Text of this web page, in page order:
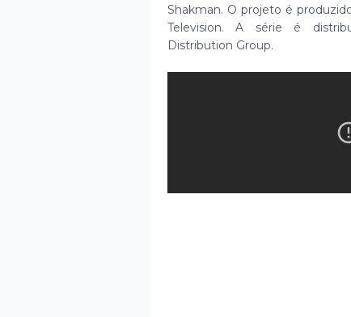
Shakman. O projeto é
Television. A série é
Distribution Group.